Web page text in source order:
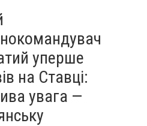
уперше
на Ставці:
увага —